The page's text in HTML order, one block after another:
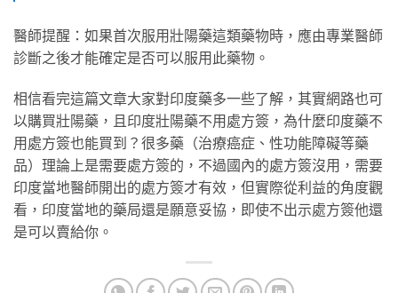
醫師提醒：如果首次服用壯陽藥這類藥物時，應由專業醫師
診斷之後才能確定是否可以服用此藥物。
相信看完這篇文章大家對印度藥多一些了解，其實網路也可
以購買壯陽藥，且印度壯陽藥不用處方簽，為什麼印度藥不
用處方簽也能買到？很多藥（治療癌症、性功能障礙等藥
品）理論上是需要處方簽的，不過國內的處方簽沒用，需要
印度當地醫師開出的處方簽才有效，但實際從利益的角度觀
看，印度當地的藥局還是願意妥協，即使不出示處方簽他還
是可以賣給你。